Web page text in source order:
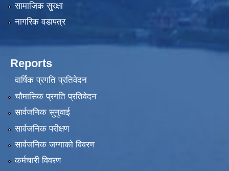
सामाजिक सुरक्षा
नागरिक वडापत्र
Reports
वार्षिक प्रगति प्रतिवेदन
चौमासिक प्रगति प्रतिवेदन
सार्वजनिक सुनुवाई
सार्वजनिक परीक्षण
सार्वजनिक जग्गाको विवरण
कर्मचारी विवरण